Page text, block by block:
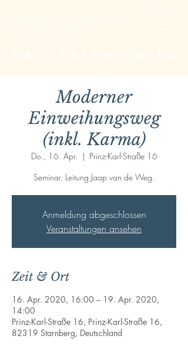
Moderner
Einweihungsweg
(inkl. Karma)
Do., 16. Apr.
  |
Prinz-Karl-Straße 16
Seminar. Leitung Jaap van de Weg.
Anmeldung abgeschlossen
Veranstaltungen ansehen
Zeit & Ort
16. Apr. 2020, 16:00 – 19. Apr. 2020,
14:00
Prinz-Karl-Straße 16, Prinz-Karl-Straße 16,
82319 Starnberg, Deutschland